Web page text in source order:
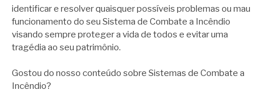
identificar e resolver quaisquer possíveis problemas ou mau
funcionamento do seu Sistema de Combate a Incêndio
visando sempre proteger a vida de todos e evitar uma
tragédia ao seu patrimônio.
Gostou do nosso conteúdo sobre Sistemas de Combate a
Incêndio?